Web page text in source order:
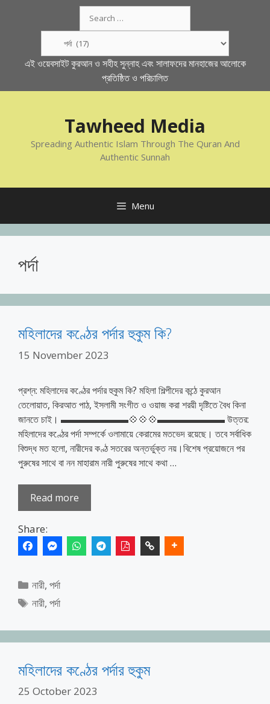
for:
এই ওয়েবসাইট কুরআন ও সহীহ সুন্নাহ এবং সালাফদের মানহাজের আলোকে
প্রতিষ্ঠিত ও পরিচালিত
Tawheed Media
Spreading Authentic Islam Through The Quran And
Authentic Sunnah
Menu
পর্দা
মহিলাদের কণ্ঠের পর্দার হুকুম কি?
15 November 2023
প্রশ্ন: মহিলাদের কণ্ঠের পর্দার হুকুম কি? মহিলা শিল্পীদের কন্ঠে কুরআন
তেলোয়াত, কিরআত পাঠ, ইসলামী সংগীত ও ওয়াজ করা শরয়ী দৃষ্টিতে বৈধ কিনা
জানতে চাই। ▬▬▬▬▬▬▬💠💠💠▬▬▬▬▬▬▬ উত্তর:
মহিলাদের কণ্ঠের পর্দা সম্পর্কে ওলামায়ে কেরামের মতভেদ রয়েছে। তবে সর্বাধিক
বিশুদ্ধ মত হলো, নারীদের কণ্ঠ সতরের অন্তর্ভুক্ত নয়।বিশেষ প্রয়োজনে পর
পুরুষের সাথে বা নন মাহারাম নারী পুরুষের সাথে কথা …
Read more
Share:
Categories
নারী,পর্দা
Tags
নারী,পর্দা
মহিলাদের কণ্ঠের পর্দার হুকুম
25 October 2023